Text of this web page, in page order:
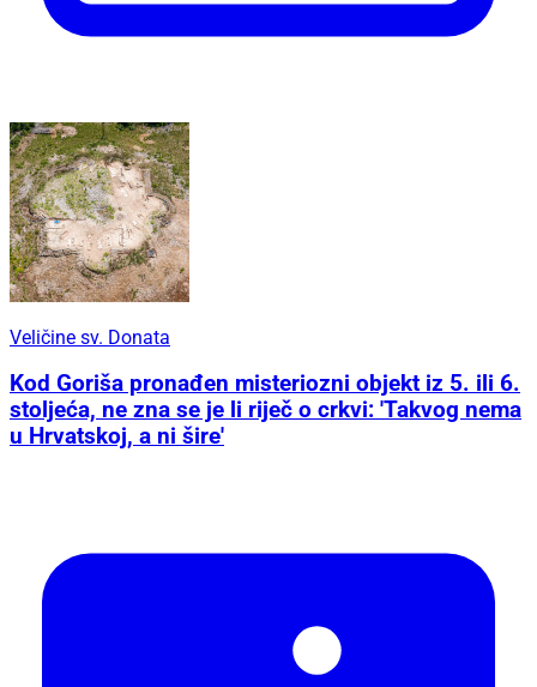
Veličine sv. Donata
Kod Goriša pronađen misteriozni objekt iz 5. ili 6.
stoljeća, ne zna se je li riječ o crkvi: 'Takvog nema
u Hrvatskoj, a ni šire'